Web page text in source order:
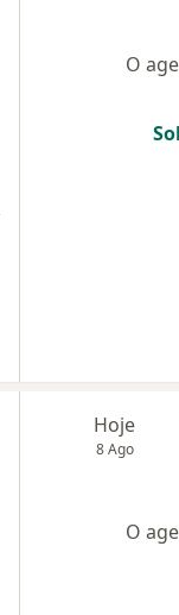
O
Hoje
8 Ago
O